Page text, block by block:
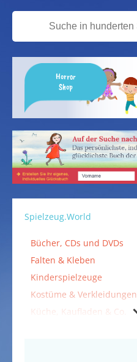
Horror
Shop
Spielzeug.World
Bücher, CDs und DVDs
Falten & Kleben
Kinderspielzeuge
Kostüme & Verkleidungen
Küche, Kaufladen & Co.